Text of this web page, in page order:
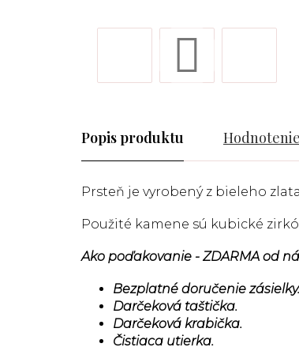
Popis Hodnotenie
Prsteň je vyrobený z bieleho
Použité kamene sú kubické
Ako poďakovanie - ZDARMA od
Bezplatné doručenie zásielky.
Darčeková taštička.
Darčeková krabička.
Čistiaca utierka.